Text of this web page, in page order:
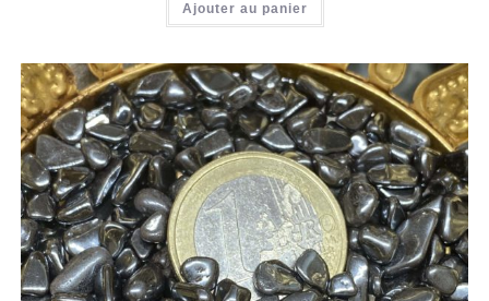
Ajouter au panier